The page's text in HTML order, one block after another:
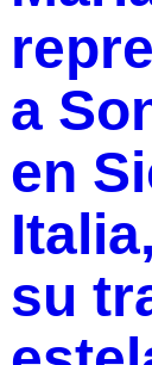
a
en
su